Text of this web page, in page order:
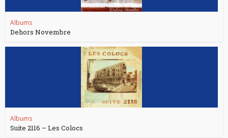
Albums
Dehors Novembre
Albums
Suite 2116 – Les Colocs